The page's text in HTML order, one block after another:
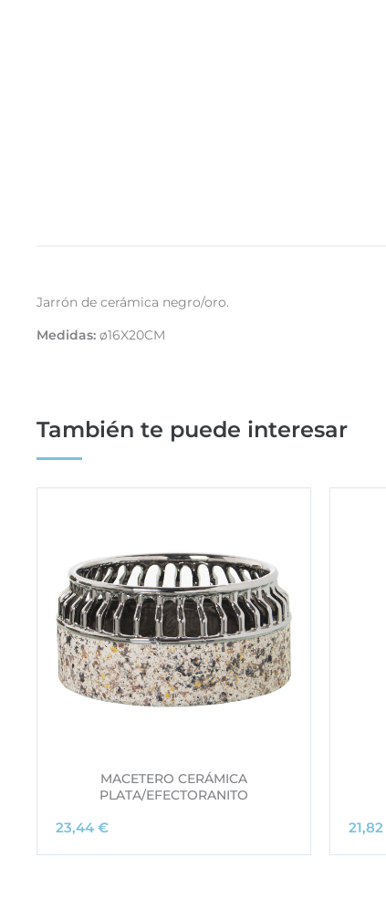
Jarrón de cerámica negro/oro.
Medidas: ø16X20CM
También te puede interesar
MACETERO CERÁMICA
PLATA/EFECTORANITO
23,44 € 21,82